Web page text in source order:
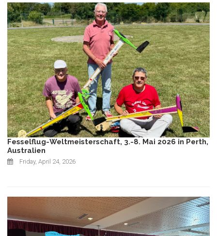
Fesselflug-Weltmeisterschaft, 3.-8. Mai 2026 in Perth,
Australien
Friday, April 24, 2026